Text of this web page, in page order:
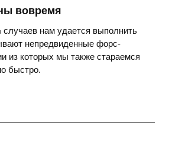
вовремя
случаев нам удается выполнить
непредвиденные форс-
из которых мы также стараемся
быстро.